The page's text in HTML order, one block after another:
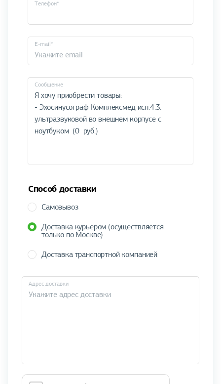
Телефон*
E-mail*
Cообщение
Способ доставки
Самовывоз
Доставка курьером (осуществляется
только по Москве)
Доставка транспортной компанией
Адрес доставки